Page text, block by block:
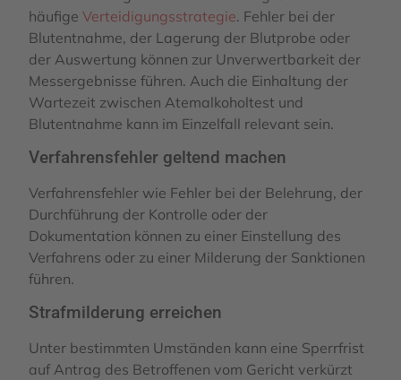
häufige Verteidigungsstrategie. Fehler bei der
Blutentnahme, der Lagerung der Blutprobe oder
der Auswertung können zur Unverwertbarkeit der
Messergebnisse führen. Auch die Einhaltung der
Wartezeit zwischen Atemalkoholtest und
Blutentnahme kann im Einzelfall relevant sein.
Verfahrensfehler geltend machen
Verfahrensfehler wie Fehler bei der Belehrung, der
Durchführung der Kontrolle oder der
Dokumentation können zu einer Einstellung des
Verfahrens oder zu einer Milderung der Sanktionen
führen.
Strafmilderung erreichen
Unter bestimmten Umständen kann eine Sperrfrist
auf Antrag des Betroffenen vom Gericht verkürzt